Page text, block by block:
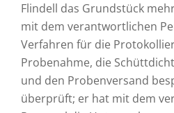
Flindell das Grundstück
mit dem verantwortlichen
Verfahren für die
Probenahme, die
und den Probenversand
überprüft; er hat mit dem